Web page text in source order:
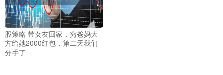
股策略 带女友回家，穷爸妈大
方给她2000红包，第二天我们
分手了